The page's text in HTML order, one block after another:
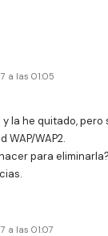
a las 01:05
y la he quitado, pero
WAP/WAP2.
para eliminarla?
a las 01:07